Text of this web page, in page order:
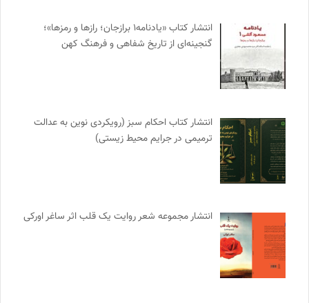
انتشار کتاب «یادنامه۱ برازجان؛ رازها و رمزها»؛
گنجینه‌ای از تاریخ شفاهی و فرهنگ کهن
انتشار کتاب احکام سبز (رویکردی نوین به عدالت
ترمیمی در جرایم محیط‌ زیستی)
انتشار مجموعه شعر روایت یک قلب اثر ساغر اورکی